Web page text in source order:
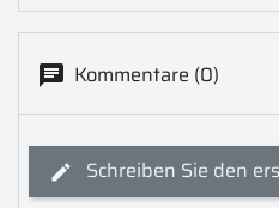
Kommentare (0)
Schreiben Sie den